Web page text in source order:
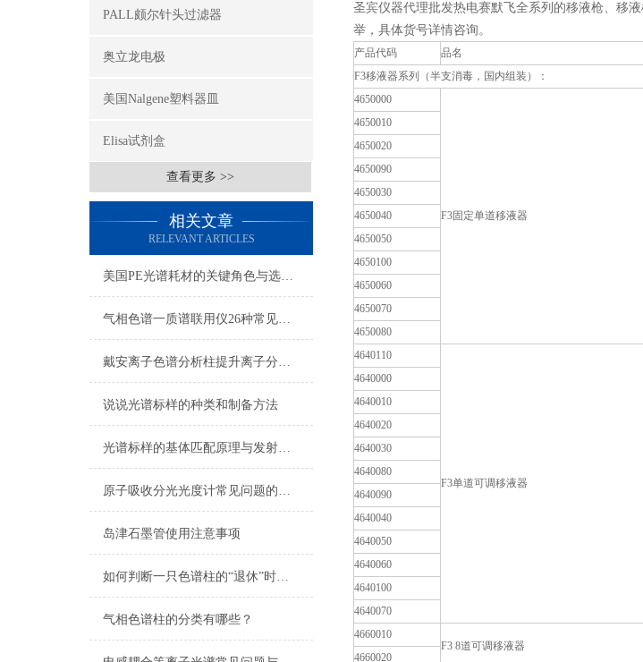
PALL颇尔针头过滤器
奥立龙电极
美国Nalgene塑料器皿
Elisa试剂盒
查看更多 >>
相关文章
RELEVANT ARTICLES
美国PE光谱耗材的关键角色与选择指南
气相色谱一质谱联用仪26种常见故障的排除方法
戴安离子色谱分析柱提升离子分析精度与效率
说说光谱标样的种类和制备方法
光谱标样的基体匹配原理与发射吸收定量校准应用
原子吸收分光光度计常见问题的诊断与维修
岛津石墨管使用注意事项
如何判断一只色谱柱的“退休”时间？
气相色谱柱的分类有哪些？
圣宾仪器代理批发热电赛默飞全系列的移液枪、移
举，具体货号详情咨询。
产品代码 品名
F3移液器系列（半支消毒，国内组装）：
4650000
F3固定单道移液器
4650010
4650020
4650090
4650030
4650040
4650050
4650100
4650060
4650070
4650080
4640110
F3单道可调移液器
4640000
4640010
4640020
4640030
4640080
4640090
4640040
4640050
4640060
4640100
4640070
4660010
F3 8道可调移液器
4660020